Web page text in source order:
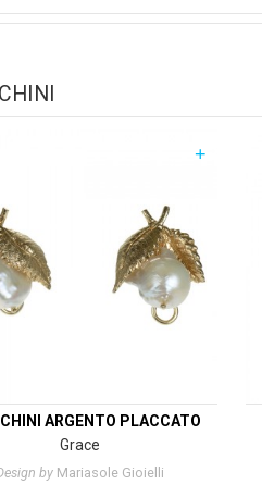
+
ARGENTO PLACCATO
Grace
by Mariasole Gioielli